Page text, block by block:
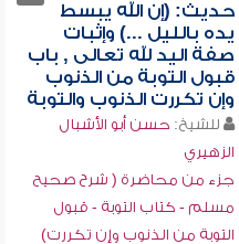
حديث: (إن الله يبسط
يده بالليل ...) وإثبات
صفة اليد لله تعالى , باب
قبول التوبة من الذنوب
وإن تكررت الذنوب والتوبة
للشيخ: حسن أبو الأشبال
الزهيري
جزء من محاضرة ( شرح صحيح
مسلم - كتاب التوبة - قبول
التوبة من الذنوب وإن تكررت)